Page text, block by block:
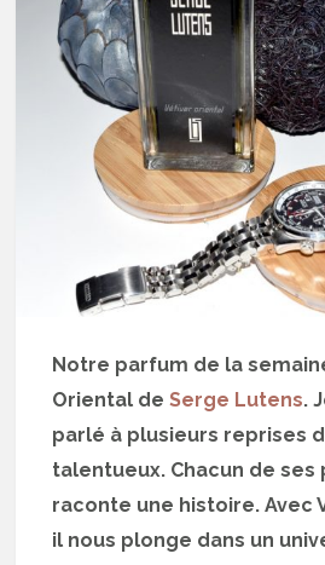
Notre parfum de la
Oriental deSerge Lutens.
parlé à plusieurs reprises
talentueux. Chacun de ses
raconte une histoire. Avec
il nous plonge dans un